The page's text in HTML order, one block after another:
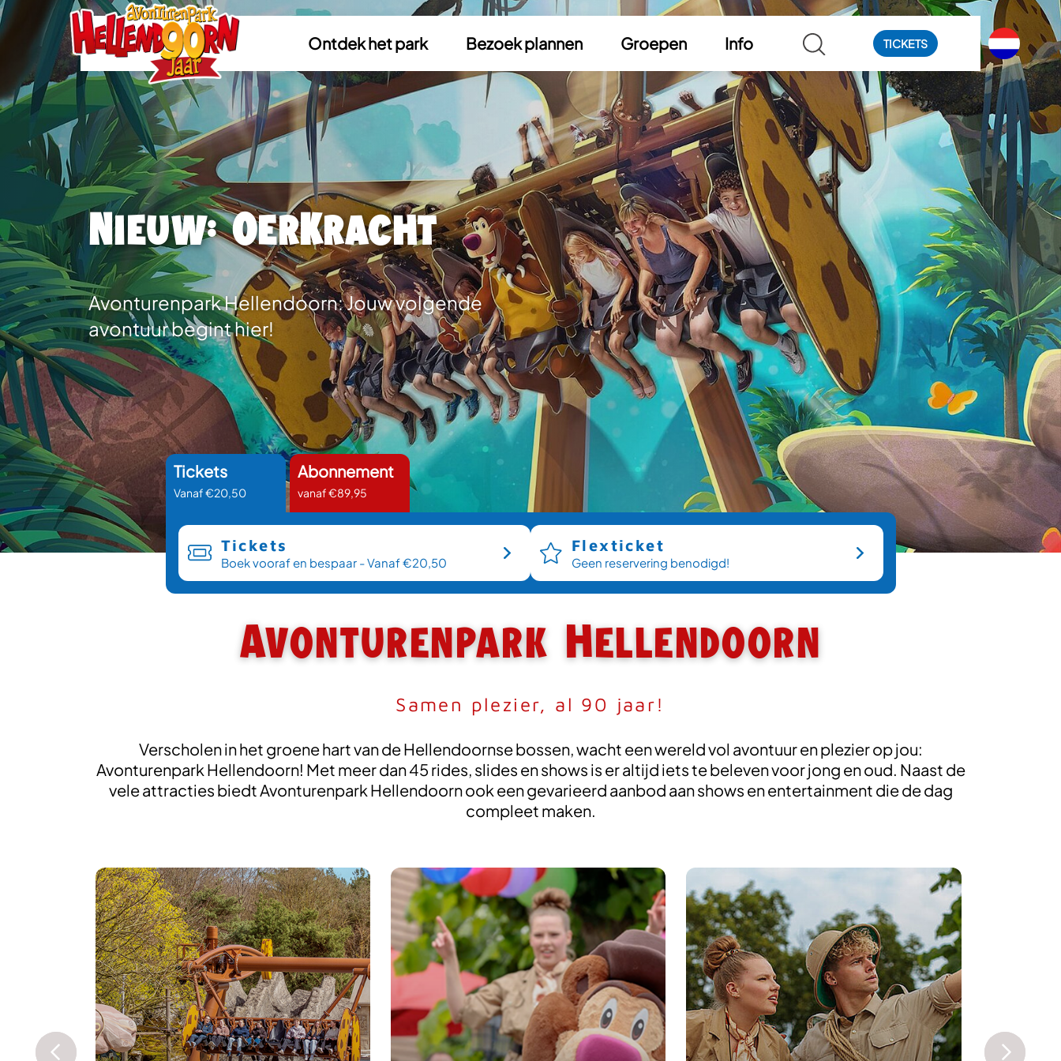
Ontdek het park Bezoek plannen Groepen Info TICKETS
Nieuw: OerKracht
Avonturenpark Hellendoorn: Jouw volgende
avontuur begint hier!
Tickets
Vanaf €20,50
Abonnement
vanaf €89,95
Tickets
Boek vooraf en bespaar - Vanaf €20,50
Flexticket
Geen reservering benodigd!
Avonturenpark Hellendoorn
Samen plezier, al 90 jaar!
Verscholen in het groene hart van de Hellendoornse bossen, wacht een wereld vol avontuur en plezier op jou:
Avonturenpark Hellendoorn! Met meer dan 45 rides, slides en shows is er altijd iets te beleven voor jong en oud. Naast de
vele attracties biedt Avonturenpark Hellendoorn ook een gevarieerd aanbod aan shows en entertainment die de dag
compleet maken.